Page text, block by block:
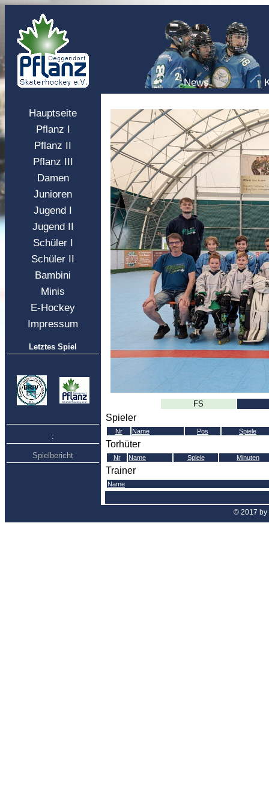
News
Hauptseite
Pflanz I
Pflanz II
Pflanz III
Damen
Junioren
Jugend I
Jugend II
Schüler I
Schüler II
Bambini
Minis
E-Hockey
Impressum
Letztes Spiel
:
Spielbericht
FS
Spieler
Nr Name Pos Spiele
Torhüter
Nr Name Spiele Minuten
Trainer
Name
© 2017 by